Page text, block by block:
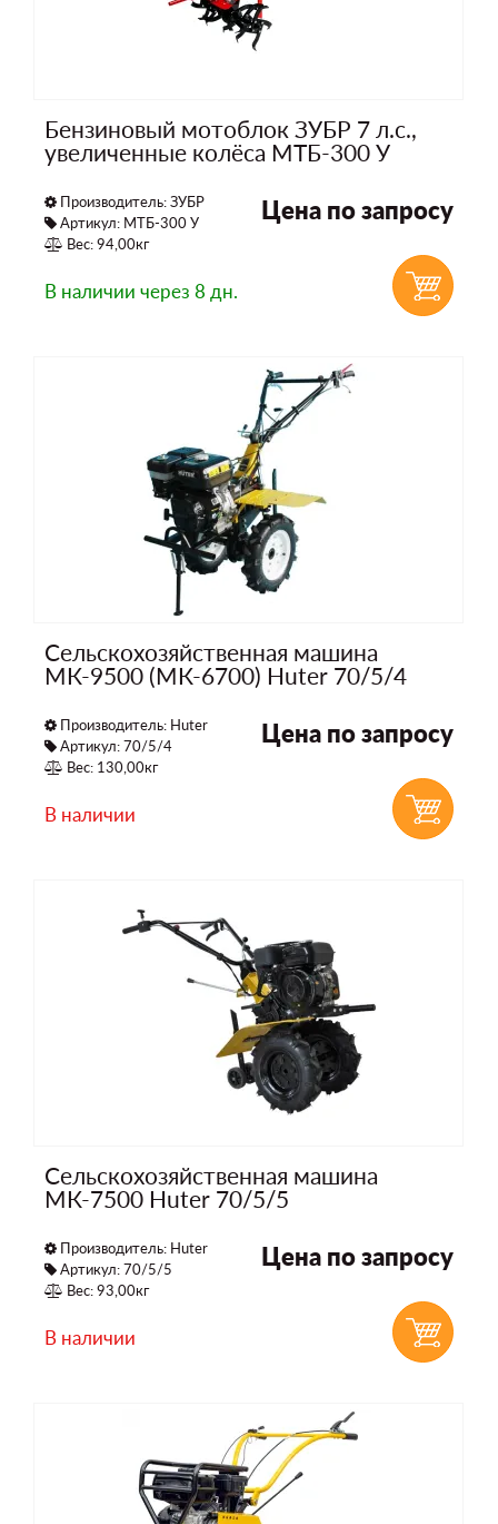
Бензиновый мотоблок ЗУБР 7 л.с.,
увеличенные колёса МТБ-300 У
Производитель:ЗУБР
Артикул: МТБ-300 У
Вес: 94,00кг
Цена по запросу
В наличии через 8 дн.
Сельскохозяйственная машина
МК-9500 (МК-6700) Huter 70/5/4
Производитель: Huter
Артикул: 70/5/4
Вес: 130,00кг
Цена по запросу
В наличии
Сельскохозяйственная машина
МК-7500 Huter 70/5/5
Производитель: Huter
Артикул: 70/5/5
Вес: 93,00кг
Цена по запросу
В наличии